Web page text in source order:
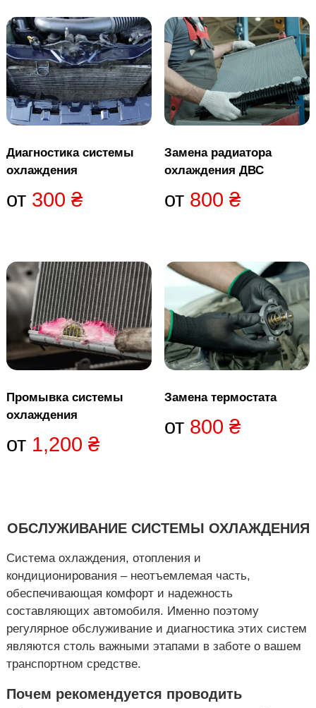
Диагностика системы
охлаждения
от 300 ₴
Замена радиатора
охлаждения ДВС
от 800 ₴
Промывка системы
охлаждения
от 1,200 ₴
Замена термостата
от 800 ₴
ОБСЛУЖИВАНИЕ СИСТЕМЫ ОХЛАЖДЕНИЯ
Система охлаждения, отопления и
кондиционирования – неотъемлемая часть,
обеспечивающая комфорт и надежность
составляющих автомобиля. Именно поэтому
регулярное обслуживание и диагностика этих систем
являются столь важными этапами в заботе о вашем
транспортном средстве.
Почем рекомендуется проводить